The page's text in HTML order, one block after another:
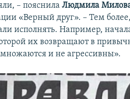
– пояснилаЛюдмила
«Верный друг». – Тем
исполнять. Например,
их возвращают в
и не агрессивны».